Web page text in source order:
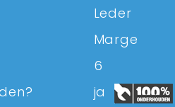
Leder
Marge
6
ja